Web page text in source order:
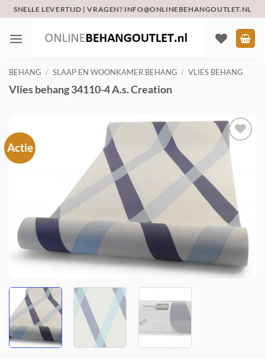
naar
inhoud
SNELLE LEVERTIJD | VRAGEN? INFO@ONLINEBEHANGOUTLET.NL
BEHANG / SLAAP EN WOONKAMER BEHANG / VLIES BEHANG
Vlies behang 34110-4 A.s. Creation
Actie
Toevoegen
aan
verlanglijst